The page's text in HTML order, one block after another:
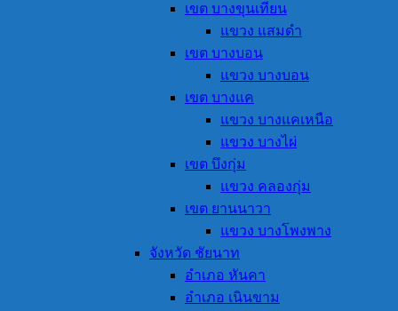
เขต บางขุนเทียน
แขวง แสมดำ
เขต บางบอน
แขวง บางบอน
เขต บางแค
แขวง บางแคเหนือ
แขวง บางไผ่
เขต บึงกุ่ม
แขวง คลองกุ่ม
เขต ยานนาวา
แขวง บางโพงพาง
จังหวัด ชัยนาท
อำเภอ หันคา
อำเภอ เนินขาม